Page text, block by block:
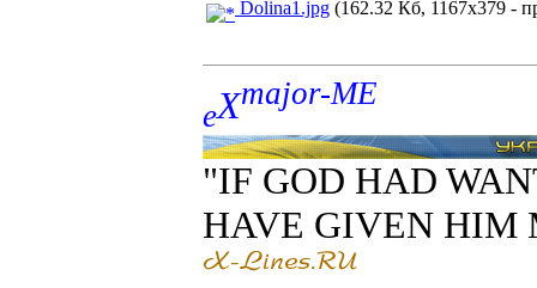
Dolina1.jpg (162.32 Кб, 1167x379 -
eXmajor-ME
"IF GOD HAD
HAVE GIVEN HIM